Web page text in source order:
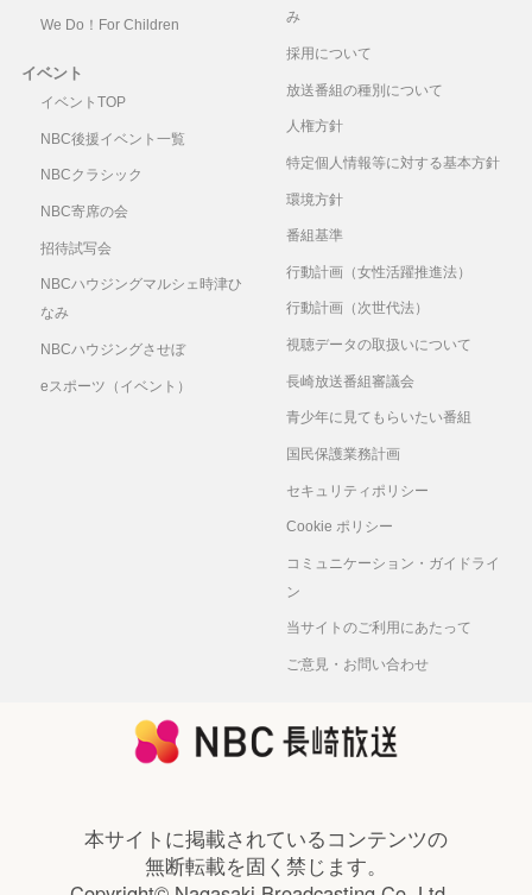
We Do！For Children
イベント
イベントTOP
NBC後援イベント一覧
NBCクラシック
NBC寄席の会
招待試写会
NBCハウジングマルシェ時津ひ
なみ
NBCハウジングさせぼ
eスポーツ（イベント）
み
採用について
放送番組の種別について
人権方針
特定個人情報等に対する基本方針
環境方針
番組基準
行動計画（女性活躍推進法）
行動計画（次世代法）
視聴データの取扱いについて
長崎放送番組審議会
青少年に見てもらいたい番組
国民保護業務計画
セキュリティポリシー
Cookie ポリシー
コミュニケーション・ガイドライ
ン
当サイトのご利用にあたって
ご意見・お問い合わせ
本サイトに掲載されているコンテンツの
無断転載を固く禁じます。